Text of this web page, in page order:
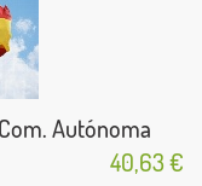
Autónoma
40,63 €